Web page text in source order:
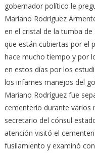
gobernador político le
Mariano Rodríguez
en el cristal de la tumba de
que están cubiertas por el
hace mucho tiempo y por
en estos días por los
los infames manejos del
Mariano Rodríguez fue
cementerio durante varios
secretario del cónsul
atención visitó el
fusilamiento y examinó